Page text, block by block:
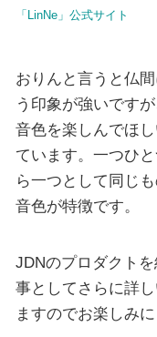
「LinNe」公式サイト
おりんと言うと仏
う印象が強いです
音色を楽しんでほ
ています。一つひ
ら一つとして同じ
音色が特徴です。
JDNのプロダクト
事としてさらに詳
ますのでお楽しみに